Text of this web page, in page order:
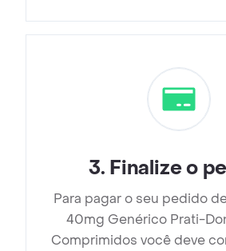
3. Finalize o
Para pagar o seu pedido
40mg Genérico Prati-
Comprimidos você deve